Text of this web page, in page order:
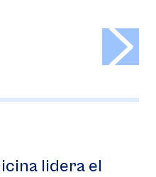
lidera el